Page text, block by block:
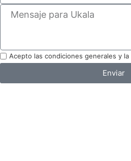
Acepto las condiciones generales y la
Enviar